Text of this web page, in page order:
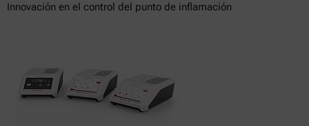
Innovación en el control del punto de inflamación